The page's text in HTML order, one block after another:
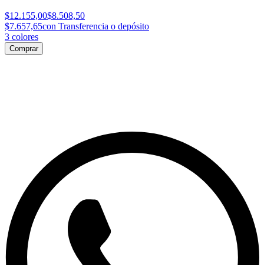
$12.155,00$8.508,50
$7.657,65con Transferencia o depósito
3 colores
Comprar